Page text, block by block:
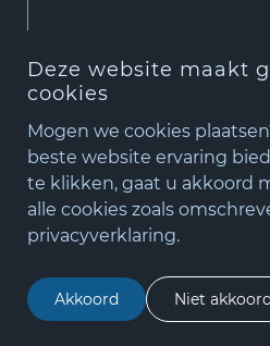
Deze website maakt
cookies
Mogen we cookies
beste website ervaring
te klikken, gaat u akkoord
alle cookies zoals
privacyverklaring.
Akkoord Niet
+31(0)348 - 75 06 82
matude@matude.nl
zoeken
Verzenden
matude@matude.nl|
Algemene voorwaarden|
Copyright © Matude B.V.